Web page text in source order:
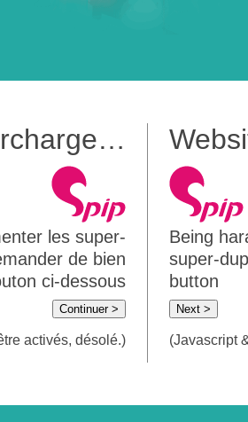
les super-
de bien
ci-dessous
Continuer >
activés, désolé.)
Being
super-
button
Next >
(Javascript